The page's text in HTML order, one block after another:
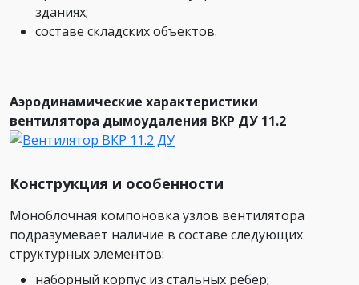
зданиях;
составе складских объектов.
Аэродинамические характеристики
вентилятора дымоудаления ВКР ДУ 11.2
Конструкция и особенности
Моноблочная компоновка узлов вентилятора
подразумевает наличие в составе следующих
структурных элементов:
наборный корпус из стальных ребер;